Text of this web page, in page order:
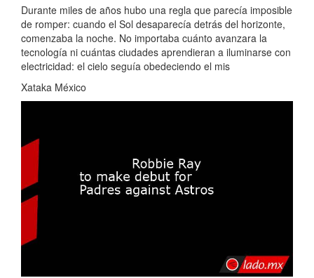
Durante miles de años hubo una regla que parecía imposible
de romper: cuando el Sol desaparecía detrás del horizonte,
comenzaba la noche. No importaba cuánto avanzara la
tecnología ni cuántas ciudades aprendieran a iluminarse con
electricidad: el cielo seguía obedeciendo el mis
Xataka México